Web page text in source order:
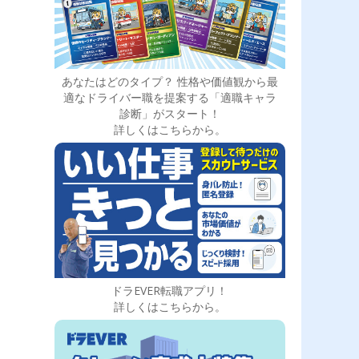
あなたはどのタイプ？ 性格や価値観から最
適なドライバー職を提案する「適職キャラ
診断」がスタート！
詳しくはこちらから。
ドラEVER転職アプリ！
詳しくはこちらから。